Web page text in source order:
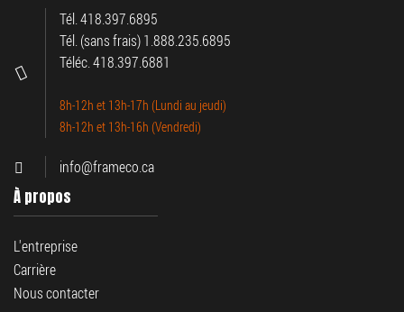
Tél. 418.397.6895
Tél. (sans frais) 1.888.235.6895
Téléc. 418.397.6881
8h-12h et 13h-17h (Lundi au jeudi)
8h-12h et 13h-16h (Vendredi)
info@frameco.ca
À propos
L'entreprise
Carrière
Nous contacter